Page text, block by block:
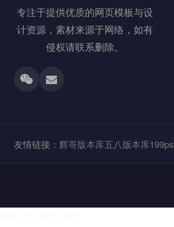
专注于提供优质的网页模板与设
计资源，素材来源于网络，如有
侵权请联系删除。
友情链接： 辉哥版本库五八版本库199ps